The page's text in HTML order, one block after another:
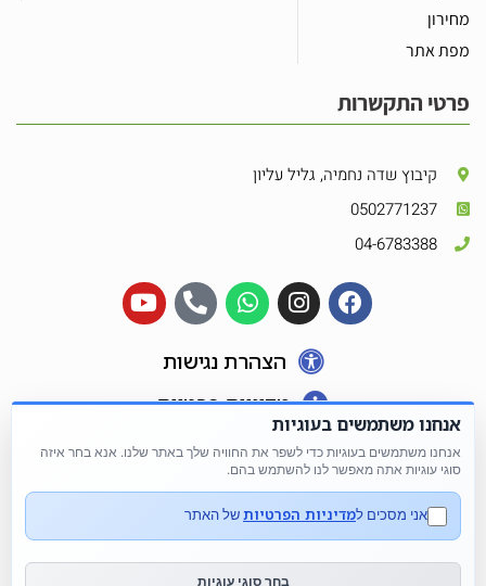
מחירון
מפת אתר
פרטי התקשרות
קיבוץ שדה נחמיה, גליל עליון
0502771237
04-6783388
הצהרת נגישות
מדיניות פרטיות
אנחנו משתמשים בעוגיות
אנחנו משתמשים בעוגיות כדי לשפר את החוויה שלך באתר שלנו. אנא בחר איזה
סוגי עוגיות אתה מאפשר לנו להשתמש בהם.
אני מסכים למדיניות הפרטיותשל האתר
בחר סוגי עוגיות